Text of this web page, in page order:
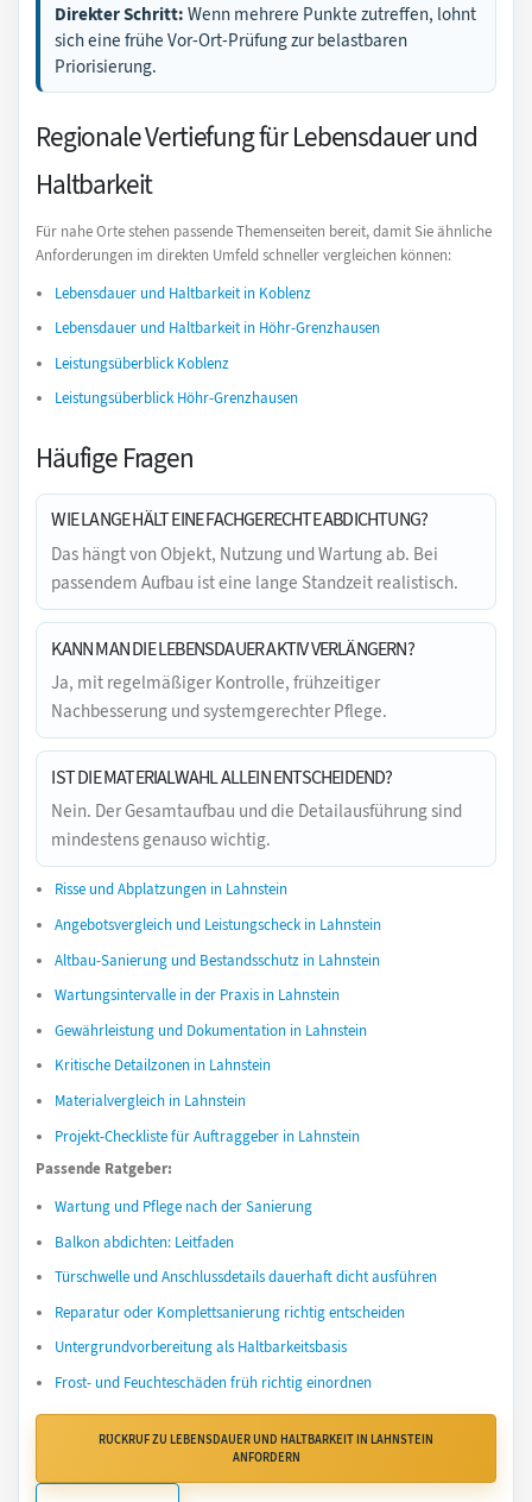
Direkter Schritt: Wenn mehrere Punkte zutreffen, lohnt
sich eine frühe Vor-Ort-Prüfung zur belastbaren
Priorisierung.
Regionale Vertiefung für Lebensdauer und
Haltbarkeit
Für nahe Orte stehen passende Themenseiten bereit, damit Sie ähnliche
Anforderungen im direkten Umfeld schneller vergleichen können:
Lebensdauer und Haltbarkeit in Koblenz
Lebensdauer und Haltbarkeit in Höhr-Grenzhausen
Leistungsüberblick Koblenz
Leistungsüberblick Höhr-Grenzhausen
Häufige Fragen
WIE LANGE HÄLT EINE FACHGERECHTE ABDICHTUNG?
Das hängt von Objekt, Nutzung und Wartung ab. Bei
passendem Aufbau ist eine lange Standzeit realistisch.
KANN MAN DIE LEBENSDAUER AKTIV VERLÄNGERN?
Ja, mit regelmäßiger Kontrolle, frühzeitiger
Nachbesserung und systemgerechter Pflege.
IST DIE MATERIALWAHL ALLEIN ENTSCHEIDEND?
Nein. Der Gesamtaufbau und die Detailausführung sind
mindestens genauso wichtig.
Risse und Abplatzungen in Lahnstein
Angebotsvergleich und Leistungscheck in Lahnstein
Altbau-Sanierung und Bestandsschutz in Lahnstein
Wartungsintervalle in der Praxis in Lahnstein
Gewährleistung und Dokumentation in Lahnstein
Kritische Detailzonen in Lahnstein
Materialvergleich in Lahnstein
Projekt-Checkliste für Auftraggeber in Lahnstein
Passende Ratgeber:
Wartung und Pflege nach der Sanierung
Balkon abdichten: Leitfaden
Türschwelle und Anschlussdetails dauerhaft dicht ausführen
Reparatur oder Komplettsanierung richtig entscheiden
Untergrundvorbereitung als Haltbarkeitsbasis
Frost- und Feuchteschäden früh richtig einordnen
RÜCKRUF ZU LEBENSDAUER UND HALTBARKEIT IN LAHNSTEIN
ANFORDERN